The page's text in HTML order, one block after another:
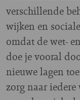
verschillende
wijken en
omdat de wet-
doe je vooral
nieuwe lagen
zorg naar